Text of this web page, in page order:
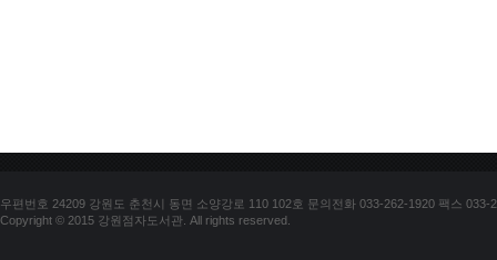
우편번호 24209 강원도 춘천시 동면 소양강로 110 102호 문의전화 033-262-1920 팩스 033-
Copyright © 2015 강원점자도서관. All rights reserved.